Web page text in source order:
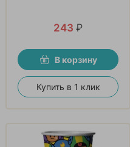
243 ₽
В корзину
Купить в 1 клик